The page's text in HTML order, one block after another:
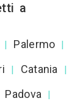
a
| Palermo |
| Catania |
Padova |